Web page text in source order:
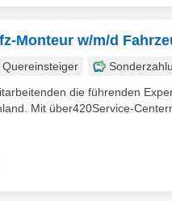
Monteur w/m/d
Quereinsteiger
die führenden
Mit über420Service-